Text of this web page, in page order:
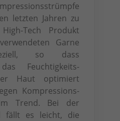
letzten Jahren zu
Tech Produkt
Garne
so dass
Feuchtig­keits­
Haut optimiert
Kompressions­
Trend. Bei der
fällt es leicht, die